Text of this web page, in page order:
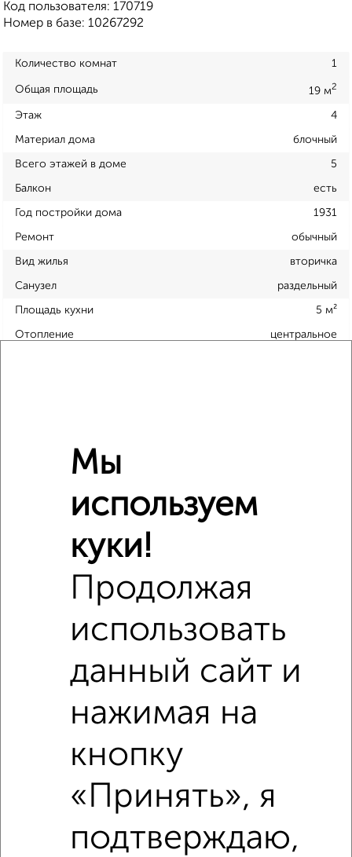
Код пользователя: 170719
Номер в базе: 10267292
Количество комнат 1
Общая площадь 19 м2
Этаж 4
Материал дома блочный
Всего этажей в доме 5
Балкон есть
Год постройки дома 1931
Ремонт обычный
Вид жилья вторичка
Санузел раздельный
Площадь кухни 5 м²
Отопление центральное
Поликлиники
Сравнение средних цен
Мы
используем
куки!
Продолжая
использовать
данный сайт и
нажимая на
кнопку
«Принять», я
подтверждаю,